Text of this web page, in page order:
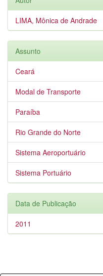
LIMA, Mônica de Andrade
Assunto
Ceará
Modal de Transporte
Paraíba
Rio Grande do Norte
Sistema Aeroportuário
Sistema Portuário
Data de Publicação
2011